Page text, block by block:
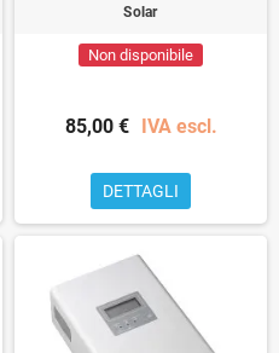
Solar
Non disponibile
85,00 € IVA escl.
DETTAGLI